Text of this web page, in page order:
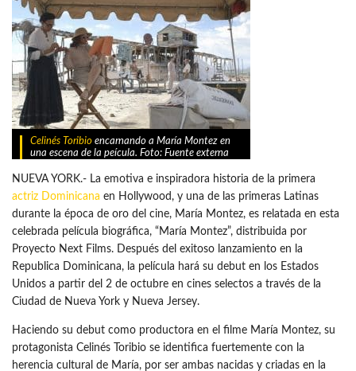
Celinés Toribio encarnando a María Montez en
una escena de la peícula. Foto: Fuente externa
NUEVA YORK.- La emotiva e inspiradora historia de la primera
actriz Dominicana en Hollywood, y una de las primeras Latinas
durante la época de oro del cine, María Montez, es relatada en esta
celebrada película biográfica, “María Montez”, distribuida por
Proyecto Next Films. Después del exitoso lanzamiento en la
Republica Dominicana, la película hará su debut en los Estados
Unidos a partir del 2 de octubre en cines selectos a través de la
Ciudad de Nueva York y Nueva Jersey.
Haciendo su debut como productora en el filme María Montez, su
protagonista Celinés Toribio se identifica fuertemente con la
herencia cultural de María, por ser ambas nacidas y criadas en la